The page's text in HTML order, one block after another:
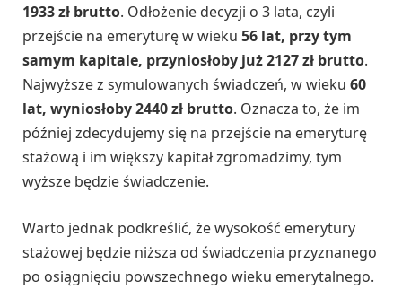
1933 zł brutto. Odłożenie decyzji o 3 lata, czyli
przejście na emeryturę w wieku 56 lat, przy tym
samym kapitale, przyniosłoby już 2127 zł brutto.
Najwyższe z symulowanych świadczeń, w wieku 60
lat, wyniosłoby 2440 zł brutto. Oznacza to, że im
później zdecydujemy się na przejście na emeryturę
stażową i im większy kapitał zgromadzimy, tym
wyższe będzie świadczenie.
Warto jednak podkreślić, że wysokość emerytury
stażowej będzie niższa od świadczenia przyznanego
po osiągnięciu powszechnego wieku emerytalnego.